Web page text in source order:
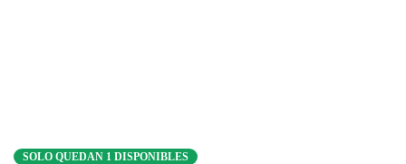
SOLO QUEDAN 1 DISPONIBLES